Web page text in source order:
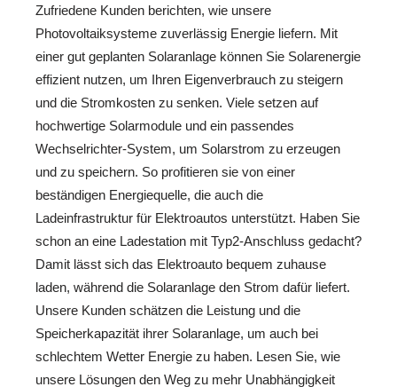
Zufriedene Kunden berichten, wie unsere
Photovoltaiksysteme zuverlässig Energie liefern. Mit
einer gut geplanten Solaranlage können Sie Solarenergie
effizient nutzen, um Ihren Eigenverbrauch zu steigern
und die Stromkosten zu senken. Viele setzen auf
hochwertige Solarmodule und ein passendes
Wechselrichter-System, um Solarstrom zu erzeugen
und zu speichern. So profitieren sie von einer
beständigen Energiequelle, die auch die
Ladeinfrastruktur für Elektroautos unterstützt. Haben Sie
schon an eine Ladestation mit Typ2-Anschluss gedacht?
Damit lässt sich das Elektroauto bequem zuhause
laden, während die Solaranlage den Strom dafür liefert.
Unsere Kunden schätzen die Leistung und die
Speicherkapazität ihrer Solaranlage, um auch bei
schlechtem Wetter Energie zu haben. Lesen Sie, wie
unsere Lösungen den Weg zu mehr Unabhängigkeit